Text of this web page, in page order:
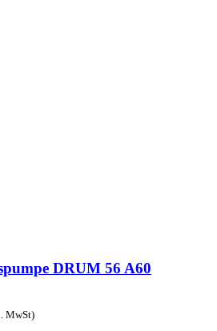
DRUM 56 A60
MwSt)